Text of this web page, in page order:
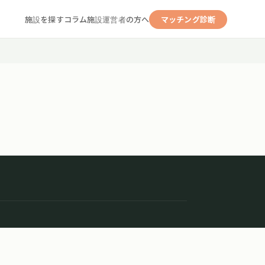
施設を探すコラム施設運営者の方へ マッチング診断